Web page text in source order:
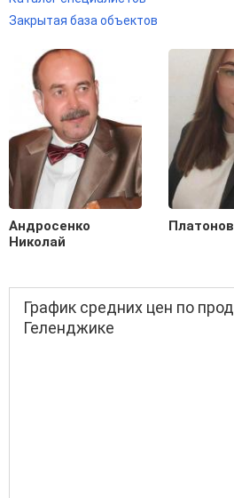
Закрытая база объектов
Андросенко
Николай
График средних цен по
Геленджике